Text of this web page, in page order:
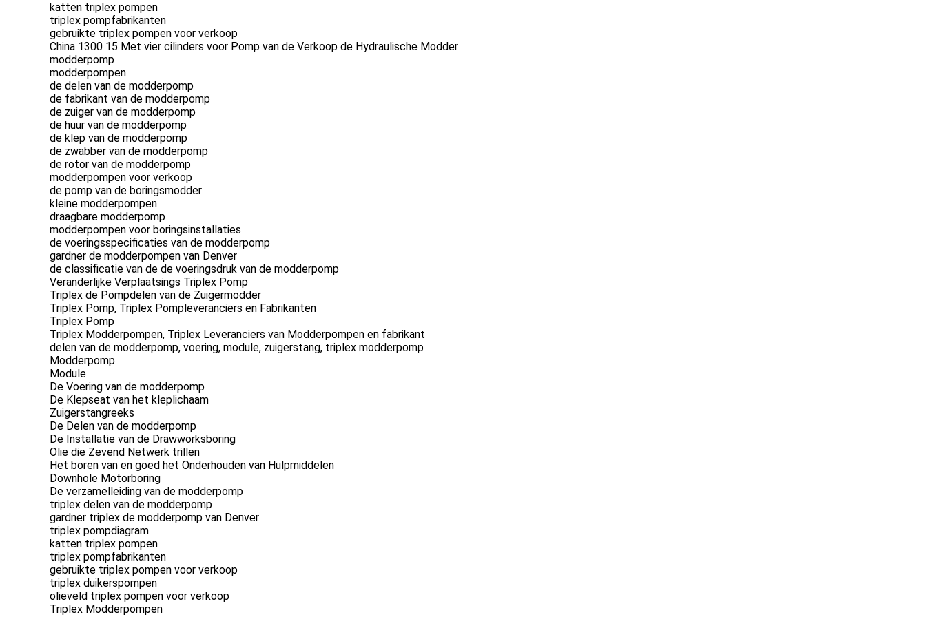
katten triplex pompen
triplex pompfabrikanten
gebruikte triplex pompen voor verkoop
China 1300 15 Met vier cilinders voor Pomp van de Verkoop de Hydraulische Modder
modderpomp
modderpompen
de delen van de modderpomp
de fabrikant van de modderpomp
de zuiger van de modderpomp
de huur van de modderpomp
de klep van de modderpomp
de zwabber van de modderpomp
de rotor van de modderpomp
modderpompen voor verkoop
de pomp van de boringsmodder
kleine modderpompen
draagbare modderpomp
modderpompen voor boringsinstallaties
de voeringsspecificaties van de modderpomp
gardner de modderpompen van Denver
de classificatie van de de voeringsdruk van de modderpomp
Veranderlijke Verplaatsings Triplex Pomp
Triplex de Pompdelen van de Zuigermodder
Triplex Pomp, Triplex Pompleveranciers en Fabrikanten
Triplex Pomp
Triplex Modderpompen, Triplex Leveranciers van Modderpompen en fabrikant
delen van de modderpomp, voering, module, zuigerstang, triplex modderpomp
Modderpomp
Module
De Voering van de modderpomp
De Klepseat van het kleplichaam
Zuigerstangreeks
De Delen van de modderpomp
De Installatie van de Drawworksboring
Olie die Zevend Netwerk trillen
Het boren van en goed het Onderhouden van Hulpmiddelen
Downhole Motorboring
De verzamelleiding van de modderpomp
triplex delen van de modderpomp
gardner triplex de modderpomp van Denver
triplex pompdiagram
katten triplex pompen
triplex pompfabrikanten
gebruikte triplex pompen voor verkoop
triplex duikerspompen
olieveld triplex pompen voor verkoop
Triplex Modderpompen